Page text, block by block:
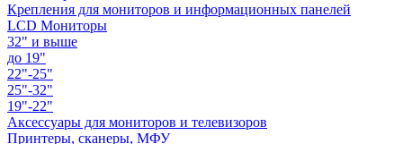
Крепления для мониторов и информационных панелей
LCD Мониторы
32" и выше
до 19"
22"-25"
25"-32"
19"-22"
Аксессуары для мониторов и телевизоров
Принтеры, сканеры, МФУ